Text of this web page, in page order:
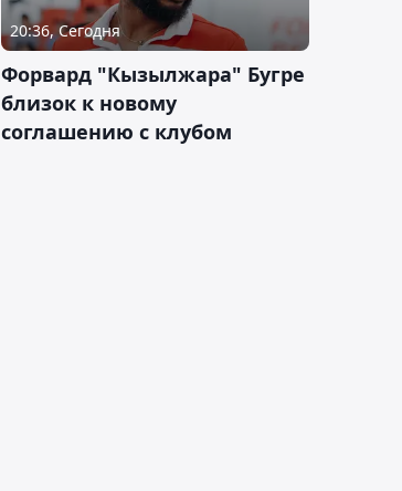
20:36, Сегодня
Форвард "Кызылжара" Бугре
близок к новому
соглашению с клубом